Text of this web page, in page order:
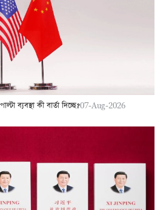
ব্যবস্থা কী বার্তা দিচ্ছে?07-Aug-2026